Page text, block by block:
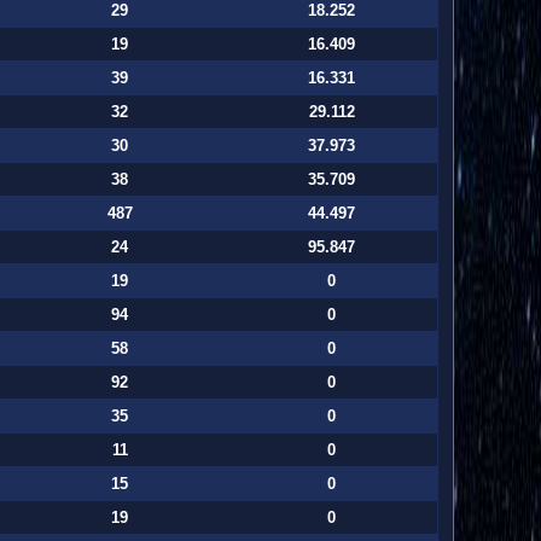
29
18.252
19
16.409
39
16.331
32
29.112
30
37.973
38
35.709
487
44.497
24
95.847
19
0
94
0
58
0
92
0
35
0
11
0
15
0
19
0